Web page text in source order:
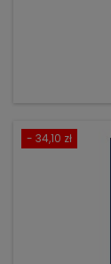
- 34,10 zł